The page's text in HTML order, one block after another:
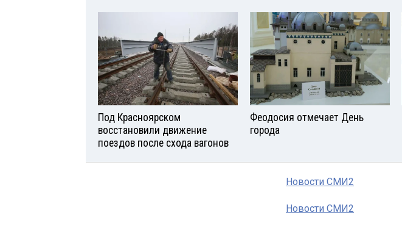
Под Красноярском
восстановили движение
поездов после схода вагонов
Феодосия отмечает День
города
Новости СМИ2
Новости СМИ2